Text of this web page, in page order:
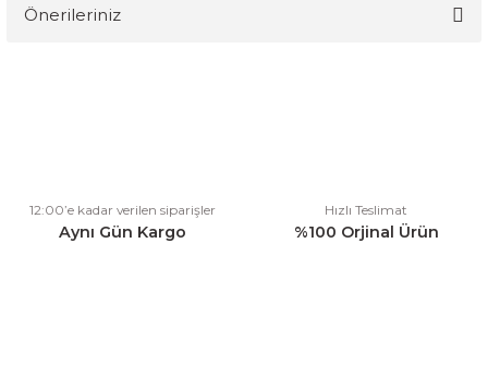
Önerileriniz
Ürün açıklamasında eksik bilgiler bulunuyor.
Ürün bilgilerinde hatalar bulunuyor.
12:00’e kadar verilen siparişler
Aynı Gün Kargo
Hızlı Teslimat
%100 Orjinal Ürün